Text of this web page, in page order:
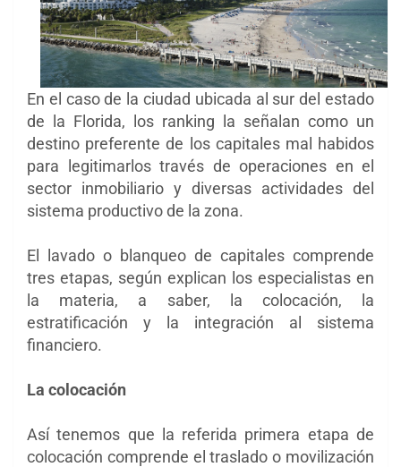
En el caso de la ciudad ubicada al sur del estado
de la Florida, los ranking la señalan como un
destino preferente de los capitales mal habidos
para legitimarlos través de operaciones en el
sector inmobiliario y diversas actividades del
sistema productivo de la zona.
El lavado o blanqueo de capitales comprende
tres etapas, según explican los especialistas en
la materia, a saber, la colocación, la
estratificación y la integración al sistema
financiero.
La colocación
Así tenemos que la referida primera etapa de
colocación comprende el traslado o movilización